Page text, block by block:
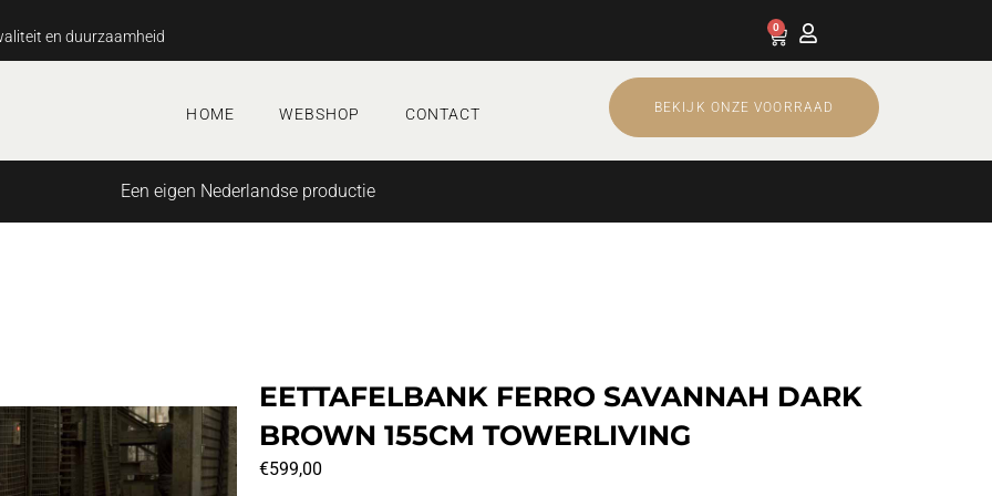
en duurzaamheid
0
Cart
HOME WEBSHOP CONTACT BEKIJK ONZE VOORRAAD
Een eigen Nederlandse productie
EETTAFELBANK FERRO SAVANNAH DARK
BROWN 155CM TOWERLIVING
€599,00